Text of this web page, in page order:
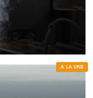
A LA UNE